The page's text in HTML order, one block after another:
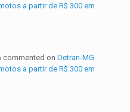
a partir de R$ 300 em
commented on Detran-MG
a partir de R$ 300 em